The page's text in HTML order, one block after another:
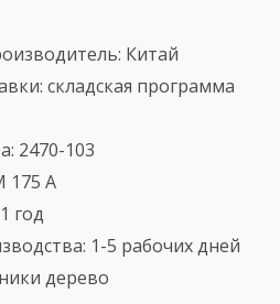
Китай
складская программа
2470-103
175 A
1 год
1-5 рабочих дней
дерево